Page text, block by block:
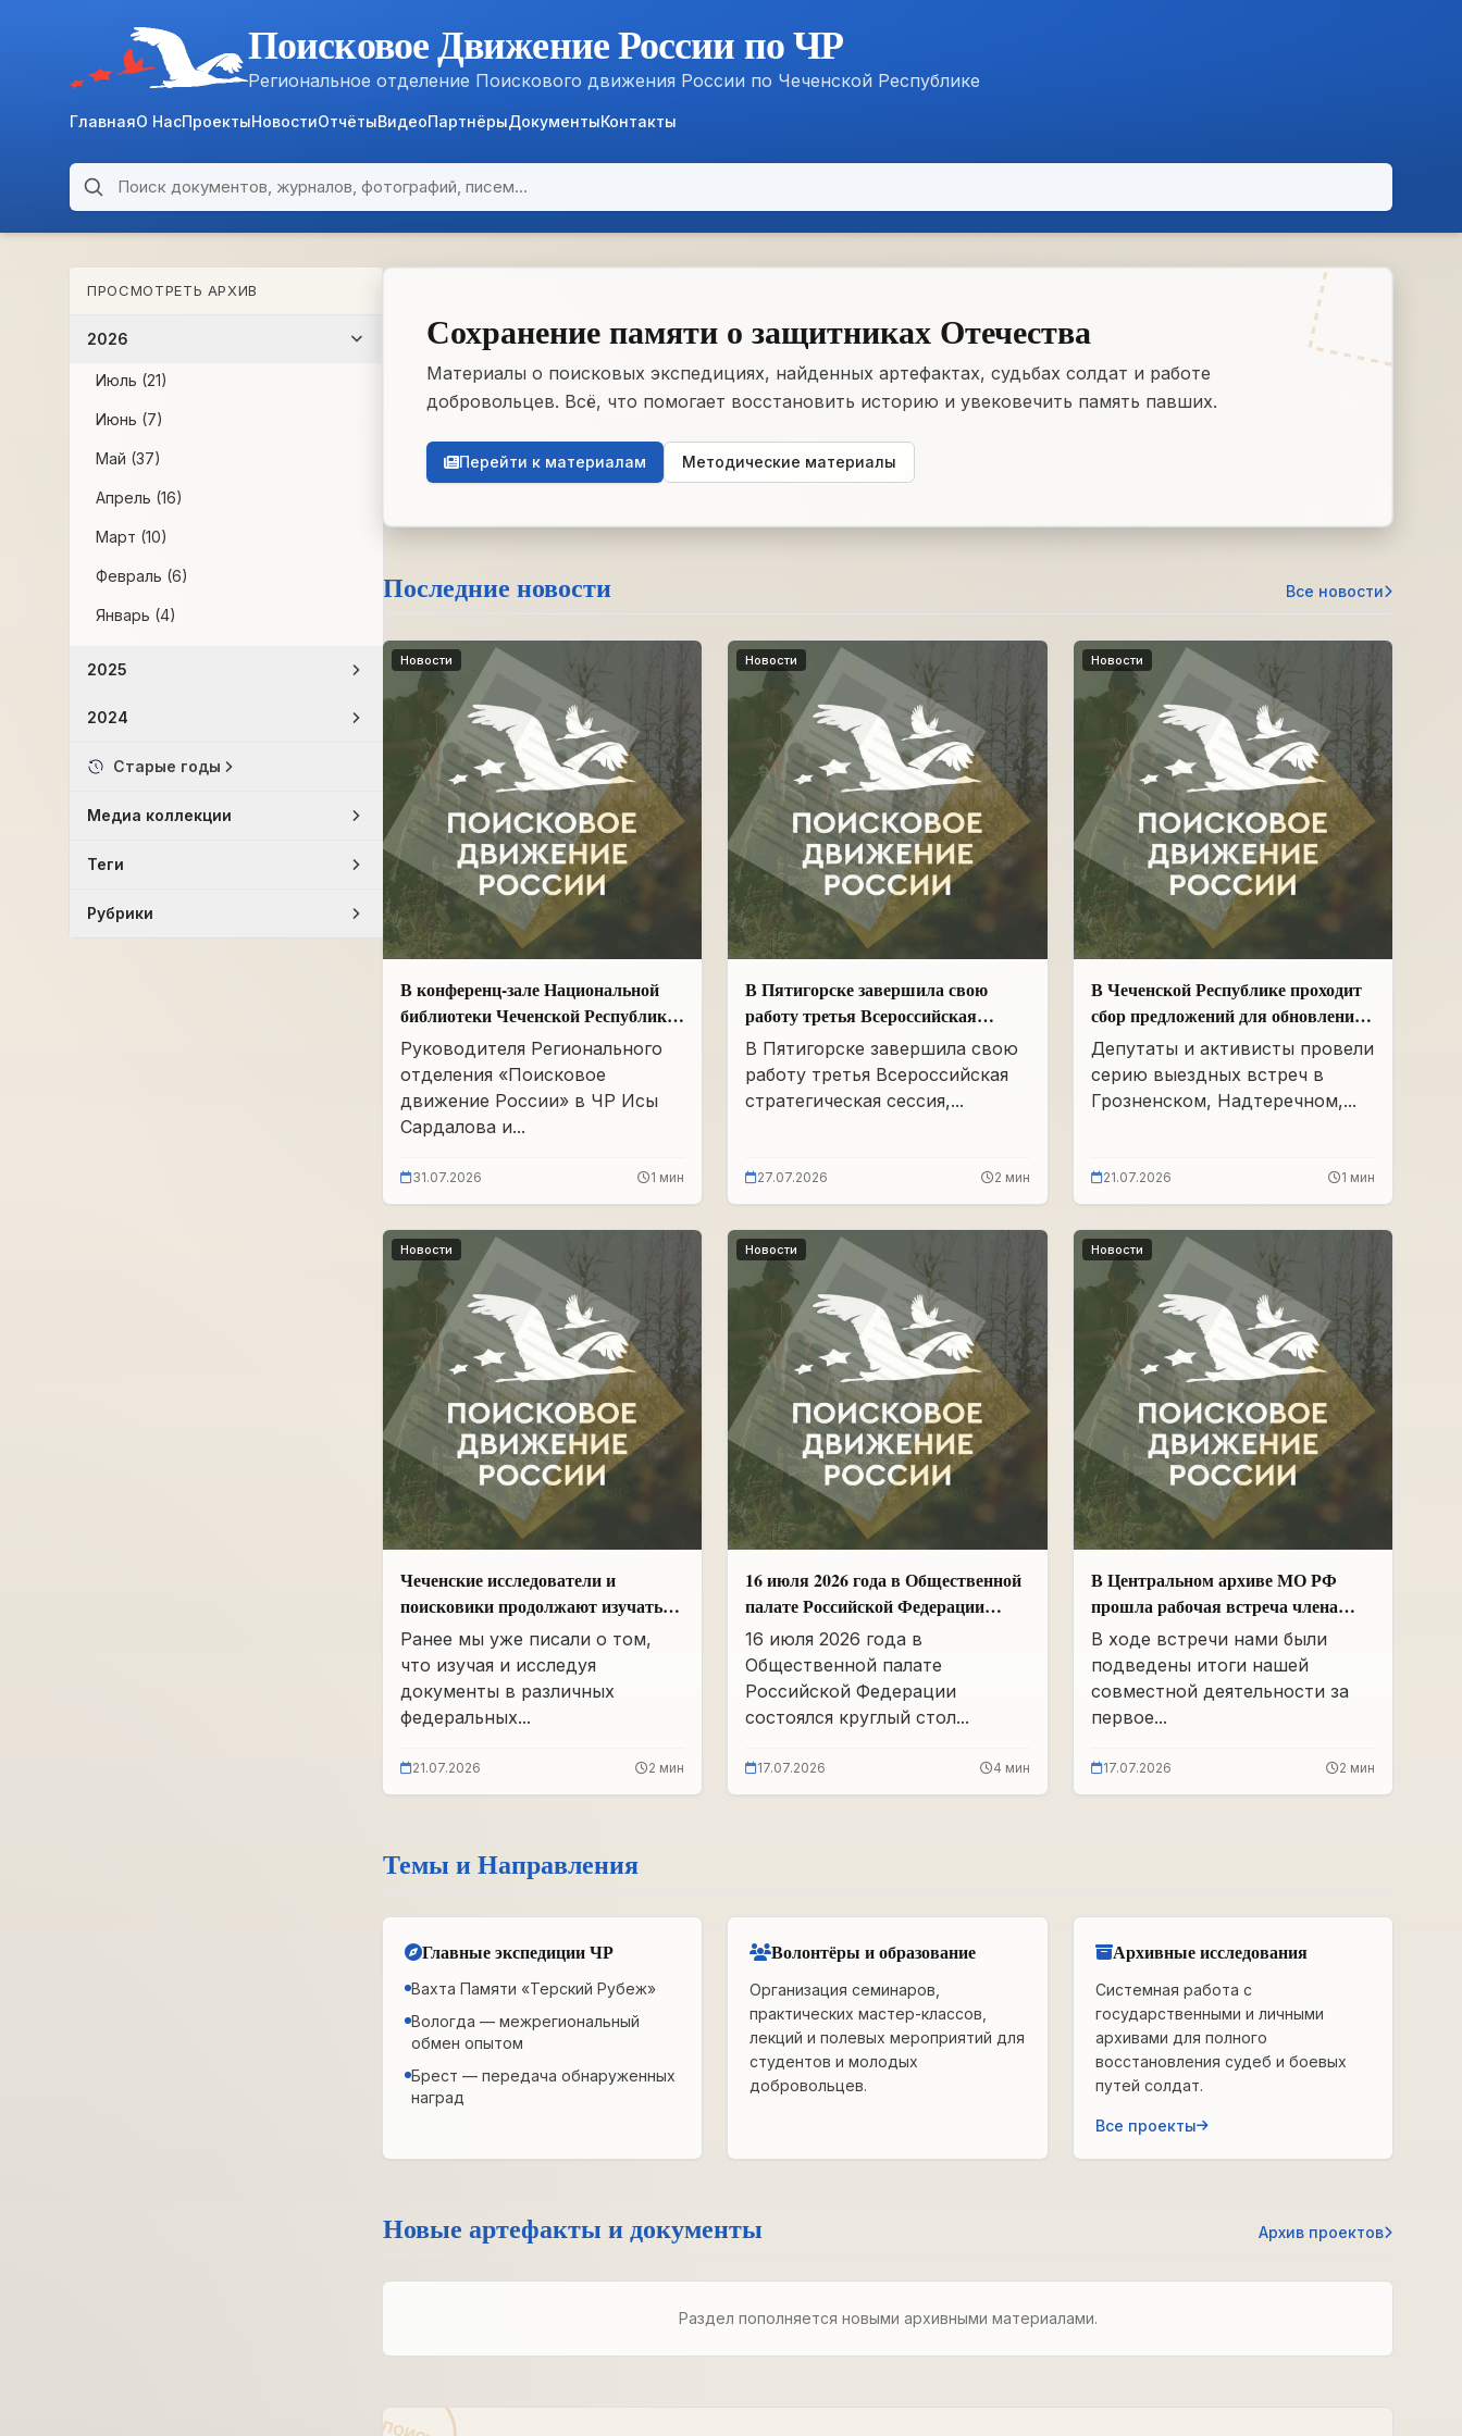
ARCHIVE
WWII • 1939–1945
Поисковое Движение России по ЧР
Региональное отделение Поискового движения России по Чеченской Республике
ГлавнаяО НасПроектыНовостиОтчётыВидеоПартнёрыДокументыКонтакты
Поиск по архиву
ПРОСМОТРЕТЬ АРХИВ
2026
Июль (21)
Июнь (7)
Май (37)
Апрель (16)
Март (10)
Февраль (6)
Январь (4)
2025
2024
Старые годы
Медиа коллекции
Теги
Рубрики
Сохранение памяти о защитниках Отечества
Материалы о поисковых экспедициях, найденных артефактах, судьбах солдат и работе
добровольцев. Всё, что помогает восстановить историю и увековечить память павших.
Перейти к материалам Методические материалы
Последние новости Все новости
Новости
В конференц-зале Национальной
библиотеки Чеченской Республики
им. А.А. Айдамирова прошло
заседание
Руководителя Регионального
отделения «Поисковое
движение России» в ЧР Исы
Сардалова и...
31.07.2026 1 мин
Новости
В Пятигорске завершила свою
работу третья Всероссийская
стратегическая сессия
В Пятигорске завершила свою
работу третья Всероссийская
стратегическая сессия,...
27.07.2026 2 мин
Новости
В Чеченской Республике проходит
сбор предложений для обновления
Народной программы в сфере АПК
Депутаты и активисты провели
серию выездных встреч в
Грозненском, Надтеречном,...
21.07.2026 1 мин
Новости
Чеченские исследователи и
поисковики продолжают изучать
фонды бывшего партархива СССР
Ранее мы уже писали о том,
что изучая и исследуя
документы в различных
федеральных...
21.07.2026 2 мин
Новости
16 июля 2026 года в Общественной
палате Российской Федерации
состоялся круглый стол
«Сохранение памяти о Героях
подвига самопожертвования и
воспитание...
16 июля 2026 года в
Общественной палате
Российской Федерации
состоялся круглый стол...
17.07.2026 4 мин
Новости
В Центральном архиве МО РФ
прошла рабочая встреча члена
Общественной палаты РФ и ЧР –
Руководителя Регионального
отделения «Поисковое движение
России» в ЧР Иса Сардалов с
Дмитриевичем Панковым
В ходе встречи нами были
подведены итоги нашей
совместной деятельности за
первое...
17.07.2026 2 мин
Темы и Направления
Главные экспедиции ЧР
Вахта Памяти «Терский Рубеж»
Вологда — межрегиональный
обмен опытом
Брест — передача обнаруженных
наград
Волонтёры и образование
Организация семинаров,
практических мастер-классов,
лекций и полевых мероприятий для
студентов и молодых
добровольцев.
Архивные исследования
Системная работа с
государственными и личными
архивами для полного
восстановления судеб и боевых
путей солдат.
Все проекты
Новые артефакты и документы Архив проектов
Раздел пополняется новыми архивными материалами.